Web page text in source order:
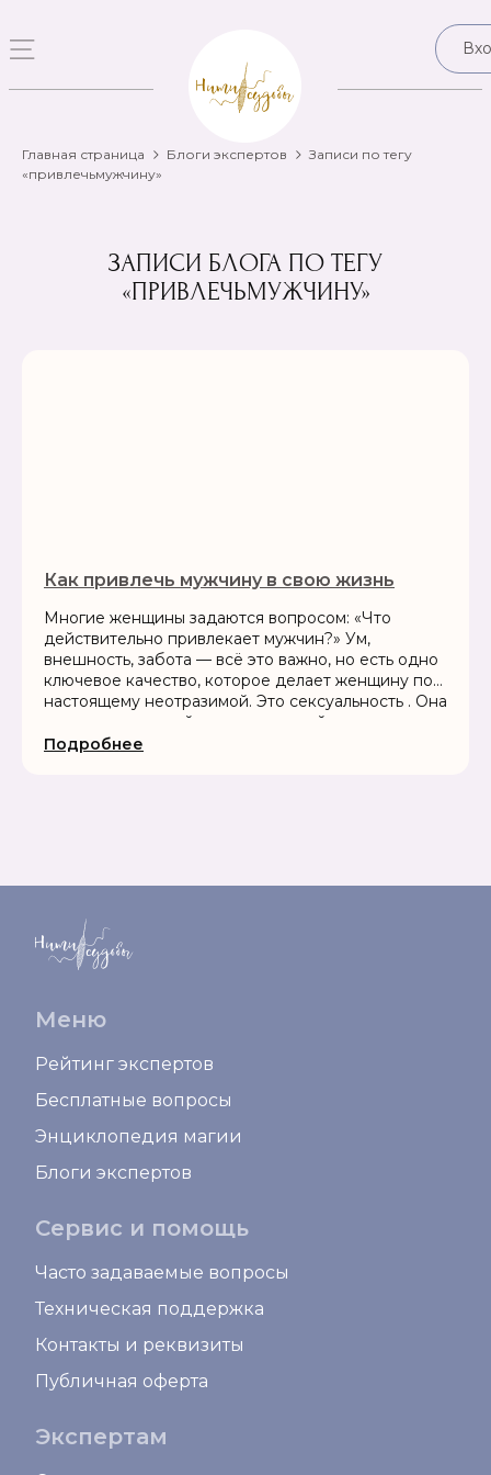
Главная страница Блоги экспертов
Записи по тегу
«привлечьмужчину»
ЗАПИСИ БЛОГА ПО ТЕГУ
«ПРИВЛЕЧЬМУЖЧИНУ»
Как привлечь мужчину в свою жизнь
Многие женщины задаются вопросом: «Что
действительно привлекает мужчин?» Ум,
внешность, забота — всё это важно, но есть одно
ключевое качество, которое делает женщину по-
настоящему неотразимой. Это сексуальность . Она
— ваш внутренний магнит, который притягивает
взгляды,...
Подробнее
Меню
Рейтинг экспертов
Бесплатные вопросы
Энциклопедия магии
Блоги экспертов
Сервис и помощь
Часто задаваемые вопросы
Техническая поддержка
Контакты и реквизиты
Публичная оферта
Экспертам